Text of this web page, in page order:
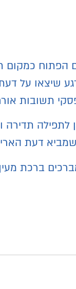
כמקום
שיצאו על
תשובות
דעת
ברכת